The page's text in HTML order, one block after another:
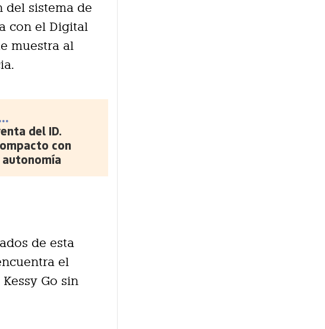
del sistema de
con el Digital
muestra al
del ID.
con
de esta
el
Go sin